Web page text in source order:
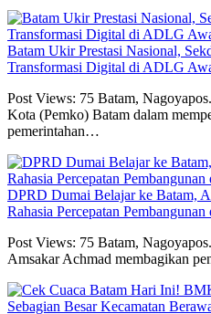
Batam Ukir Prestasi Nasional,
Transformasi Digital di ADLG
Post Views: 75 Batam,
Kota (Pemko) Batam dalam
pemerintahan…
DPRD Dumai Belajar ke Batam,
Rahasia Percepatan Pembangunan
Post Views: 75 Batam,
Amsakar Achmad membagikan